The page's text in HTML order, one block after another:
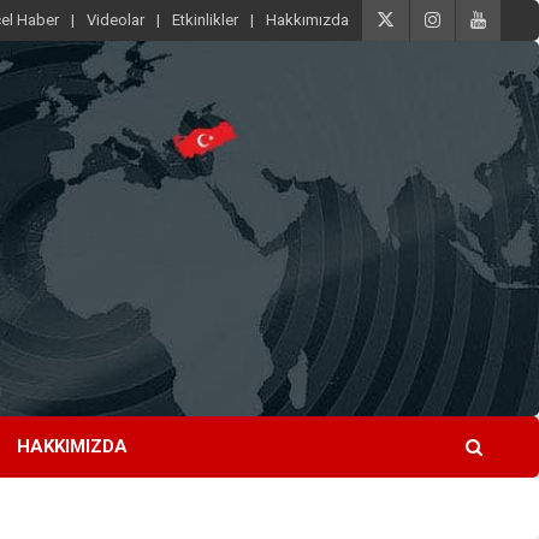
Haber Videolar Etkinlikler Hakkımızda
HAKKIMIZDA